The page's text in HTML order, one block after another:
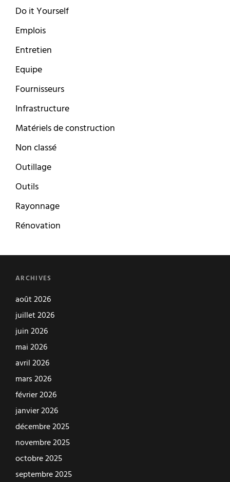
Do it Yourself
Emplois
Entretien
Equipe
Fournisseurs
Infrastructure
Matériels de construction
Non classé
Outillage
Outils
Rayonnage
Rénovation
ARCHIVES
août 2026
juillet 2026
juin 2026
mai 2026
avril 2026
mars 2026
février 2026
janvier 2026
décembre 2025
novembre 2025
octobre 2025
septembre 2025